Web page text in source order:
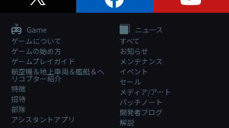
Game
ゲームについて
ゲームの始め方
ゲームプレイガイド
航空機＆地上車両＆艦艇＆ヘ
リコプター紹介
特徴
招待
部隊
アシスタントアプリ
ニュース
すべて
お知らせ
メンテナンス
イベント
セール
メディア/アート
パッチノート
開発者ブログ
解説